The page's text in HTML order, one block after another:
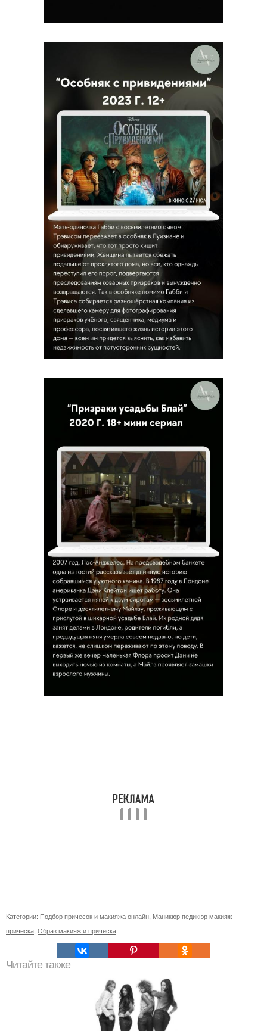
Категории: Подбор причесок и макияжа онлайн Маникюр педикюр макияж
прическа Образ макияж и прическа
Читайте также